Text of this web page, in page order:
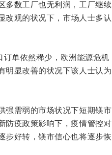
多数工厂也无利润，工厂继续
改观的状况下，市场人士多认
单依然稀少，欧洲能源危机
明显改善的状况下该人士认为
强需弱的市场状况下短期镁市
防疫政策影响下，疫情管控对
步好转，镁市信心也将逐步恢